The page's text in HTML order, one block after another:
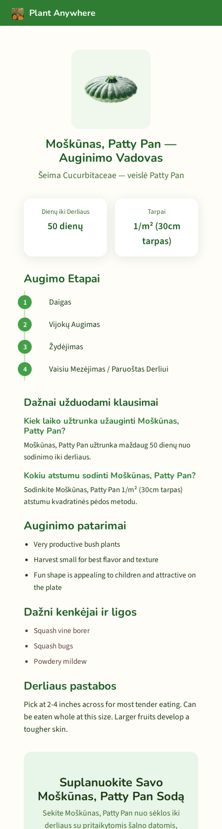
Plant Anywhere
Moškūnas, Patty Pan —
Auginimo Vadovas
Šeima Cucurbitaceae — veislė Patty Pan
Dienų iki Derliaus
50 dienų
Tarpai
1/m² (30cm
tarpas)
Augimo Etapai
Daigas
Vijokų Augimas
Žydėjimas
Vaisiu Mezėjimas / Paruoštas Derliui
Dažnai užduodami klausimai
Kiek laiko užtrunka užauginti Moškūnas,
Patty Pan?
Moškūnas, Patty Pan užtrunka maždaug 50 dienų nuo
sodinimo iki derliaus.
Kokiu atstumu sodinti Moškūnas, Patty Pan?
Sodinkite Moškūnas, Patty Pan 1/m² (30cm tarpas)
atstumu kvadratinės pėdos metodu.
Auginimo patarimai
Very productive bush plants
Harvest small for best flavor and texture
Fun shape is appealing to children and attractive on
the plate
Dažni kenkėjai ir ligos
Squash vine borer
Squash bugs
Powdery mildew
Derliaus pastabos
Pick at 2-4 inches across for most tender eating. Can
be eaten whole at this size. Larger fruits develop a
tougher skin.
Suplanuokite Savo
Moškūnas, Patty Pan Sodą
Sekite Moškūnas, Patty Pan nuo sėklos iki
derliaus su pritaikytomis šalno datomis,